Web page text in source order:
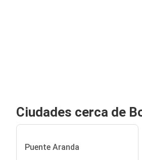
Ciudades cerca de
Puente Aranda